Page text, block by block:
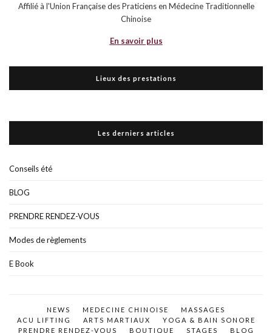
Affilié à l'Union Française des Praticiens en Médecine Traditionnelle
Chinoise
En savoir plus
Lieux des prestations
Les derniers articles
Conseils été
BLOG
PRENDRE RENDEZ-VOUS
Modes de règlements
E Book
NEWS MEDECINE CHINOISE
MASSAGES
ACU LIFTING
ARTS MARTIAUX
YOGA & BAIN SONORE
PRENDRE RENDEZ-VOUS
BOUTIQUE STAGES BLOG